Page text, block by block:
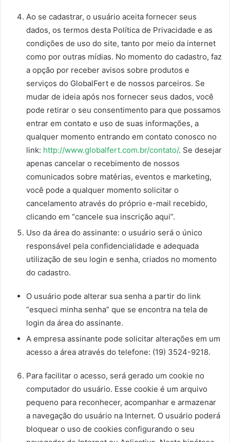
Ao se cadastrar, o usuário aceita fornecer seus
dados, os termos desta Política de Privacidade e as
condições de uso do site, tanto por meio da internet
como por outras mídias. No momento do cadastro, faz
a opção por receber avisos sobre produtos e
serviços do GlobalFert e de nossos parceiros. Se
mudar de ideia após nos fornecer seus dados, você
pode retirar o seu consentimento para que possamos
entrar em contato e uso de suas informações, a
qualquer momento entrando em contato conosco no
link: http://www.globalfert.com.br/contato/. Se desejar
apenas cancelar o recebimento de nossos
comunicados sobre matérias, eventos e marketing,
você pode a qualquer momento solicitar o
cancelamento através do próprio e-mail recebido,
clicando em “cancele sua inscrição aqui”.
Uso da área do assinante: o usuário será o único
responsável pela confidencialidade e adequada
utilização de seu login e senha, criados no momento
do cadastro.
O usuário pode alterar sua senha a partir do link
“esqueci minha senha” que se encontra na tela de
login da área do assinante.
A empresa assinante pode solicitar alterações em um
acesso a área através do telefone: (19) 3524-9218.
Para facilitar o acesso, será gerado um cookie no
computador do usuário. Esse cookie é um arquivo
pequeno para reconhecer, acompanhar e armazenar
a navegação do usuário na Internet. O usuário poderá
bloquear o uso de cookies configurando o seu